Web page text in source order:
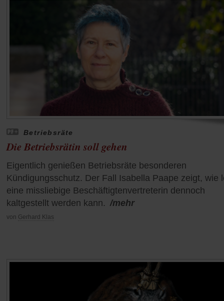
Betriebsräte
Die Betriebsrätin soll gehen
Eigentlich genießen Betriebsräte besonderen
Kündigungsschutz. Der Fall Isabella Paape zeigt, wie
eine missliebige Beschäftigtenvertreterin dennoch
kaltgestellt werden kann. /mehr
von Gerhard Klas